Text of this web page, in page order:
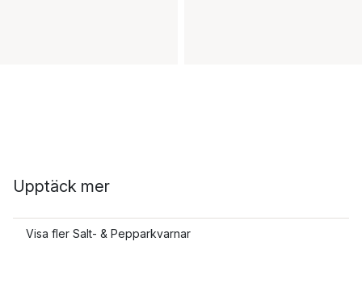
Upptäck mer
Visa fler Salt- & Pepparkvarnar